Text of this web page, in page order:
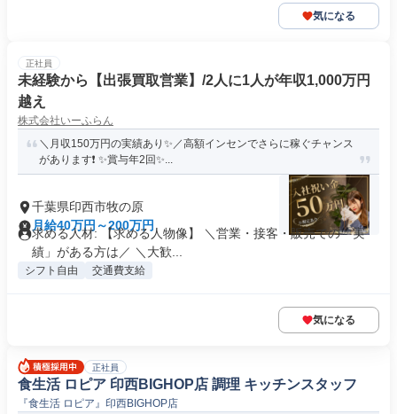
気になる
正社員
未経験から【出張買取営業】/2人に1人が年収1,000万円
越え
株式会社いーふらん
＼月収150万円の実績あり✨／高額インセンでさらに稼ぐチャンス
があります❗ ✨賞与年2回✨...
千葉県印西市牧の原
月給40万円～200万円
求める人材: 【求める人物像】 ＼営業・接客・販売での「実
績」がある方は／ ＼大歓...
シフト自由 交通費支給
気になる
正社員
食生活 ロピア 印西BIGHOP店 調理 キッチンスタッフ
『食生活 ロピア』印西BIGHOP店